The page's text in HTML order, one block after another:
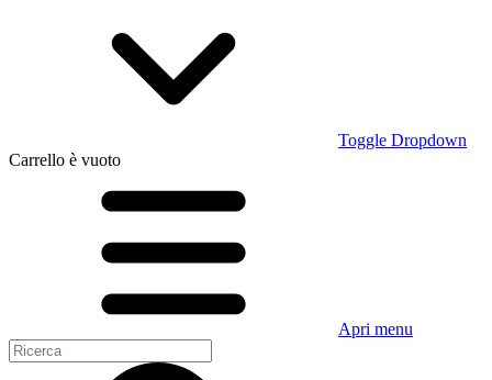
Toggle Dropdown
Carrello è vuoto
Apri menu